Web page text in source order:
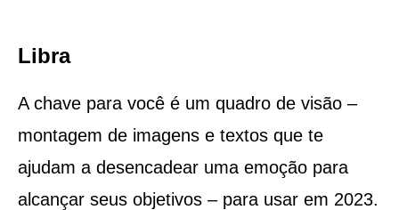
Libra
A chave para você é um quadro de visão –
montagem de imagens e textos que te
ajudam a desencadear uma emoção para
alcançar seus objetivos – para usar em 2023.